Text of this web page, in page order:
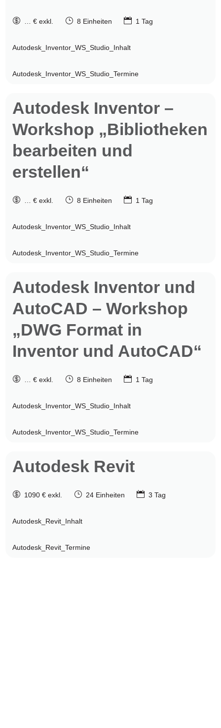
… € exkl. }8 Einheiten  1 Tag
Autodesk_Inventor_WS_Studio_Inhalt
Autodesk_Inventor_WS_Studio_Termine
Autodesk Inventor –
Workshop „Bibliotheken
bearbeiten und
erstellen“
… € exkl. }8 Einheiten  1 Tag
Autodesk_Inventor_WS_Studio_Inhalt
Autodesk_Inventor_WS_Studio_Termine
Autodesk Inventor und
AutoCAD – Workshop
„DWG Format in
Inventor und AutoCAD“
… € exkl. }8 Einheiten  1 Tag
Autodesk_Inventor_WS_Studio_Inhalt
Autodesk_Inventor_WS_Studio_Termine
Autodesk Revit
1090 € exkl. }24 Einheiten  3 Tag
Autodesk_Revit_Inhalt
Autodesk_Revit_Termine